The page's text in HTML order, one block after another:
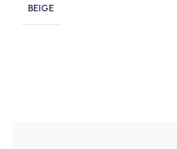
BEIGE